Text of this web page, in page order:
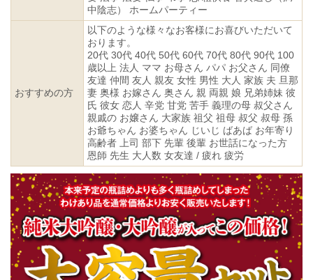
中陰志） ホームパーティー
おすすめの方
以下のような様々なお客様にお喜びいただいて
おります。
20代 30代 40代 50代 60代 70代 80代 90代 100
歳以上 法人 ママ お母さん パパ お父さん 同僚
友達 仲間 友人 親友 女性 男性 大人 家族 夫 旦那
妻 奥様 お嫁さん 奥さん 親 両親 娘 兄弟姉妹 彼
氏 彼女 恋人 辛党 甘党 苦手 義理の母 叔父さん
親戚の お嬢さん 大家族 祖父 祖母 叔父 叔母 孫
お爺ちゃん お婆ちゃん じいじ ばあば お年寄り
高齢者 上司 部下 先輩 後輩 お世話になった方
恩師 先生 大人数 女友達 / 疲れ 疲労